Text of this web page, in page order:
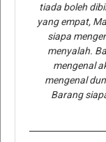
tiada boleh
yang empat,
siapa
menyalah.
mengenal
mengenal
Barang